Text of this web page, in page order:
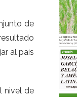
de
al país
nivel de